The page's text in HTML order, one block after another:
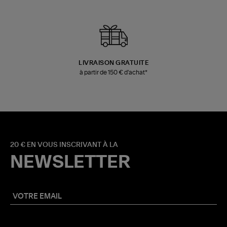
LIVRAISON GRATUITE
à partir de 150 € d'achat*
20 € EN VOUS INSCRIVANT À LA
NEWSLETTER